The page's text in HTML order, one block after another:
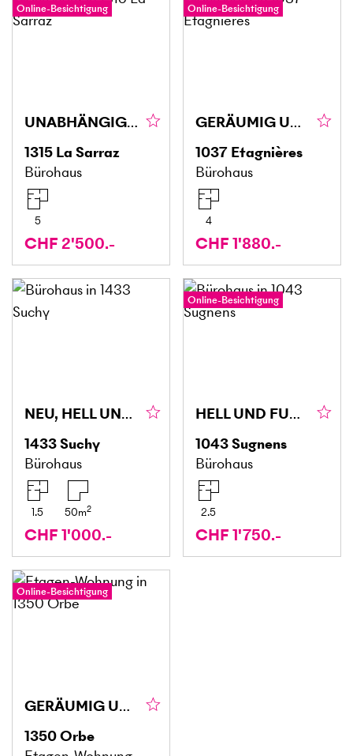
Online-Besichtigung
UNABHÄNGIG, STRATEGISCH UND GUT GELEGEN
1315 La Sarraz
Bürohaus
5
CHF 2'500.-
Online-Besichtigung
GERÄUMIG UND ZENTRAL
1037 Etagnières
Bürohaus
4
CHF 1'880.-
NEU, HELL UND ZENTRAL MIT BALKON
1433Suchy
Bürohaus
1.5 50m2
CHF 1'000.-
Online-Besichtigung
HELL UND FUNKTIONAL
1043Sugnens
Bürohaus
2.5
CHF 1'750.-
Online-Besichtigung
GERÄUMIG UND RUHIG
1350Orbe